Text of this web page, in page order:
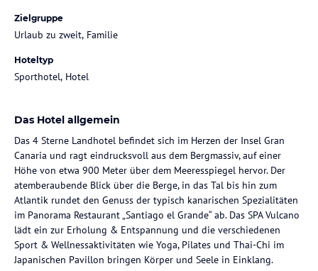
Zielgruppe
Urlaub zu zweit, Familie
Hoteltyp
Sporthotel, Hotel
Das Hotel allgemein
Das 4 Sterne Landhotel befindet sich im Herzen der Insel Gran
Canaria und ragt eindrucksvoll aus dem Bergmassiv, auf einer
Höhe von etwa 900 Meter über dem Meeresspiegel hervor. Der
atemberaubende Blick über die Berge, in das Tal bis hin zum
Atlantik rundet den Genuss der typisch kanarischen Spezialitäten
im Panorama Restaurant „Santiago el Grande“ ab. Das SPA Vulcano
lädt ein zur Erholung & Entspannung und die verschiedenen
Sport & Wellnessaktivitäten wie Yoga, Pilates und Thai-Chi im